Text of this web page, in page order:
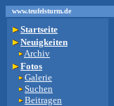
www.teufelsturm.de
Startseite
Neuigkeiten
Archiv
Fotos
Galerie
Suchen
Beitragen